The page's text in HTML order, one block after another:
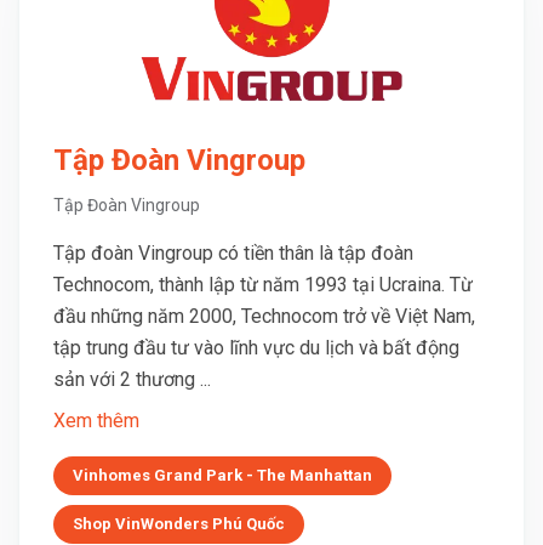
Tập Đoàn Vingroup
Tập Đoàn Vingroup
Tập đoàn Vingroup có tiền thân là tập đoàn
Technocom, thành lập từ năm 1993 tại Ucraina. Từ
đầu những năm 2000, Technocom trở về Việt Nam,
tập trung đầu tư vào lĩnh vực du lịch và bất động
sản với 2 thương ...
Xem thêm
Vinhomes Grand Park - The Manhattan
Shop VinWonders Phú Quốc